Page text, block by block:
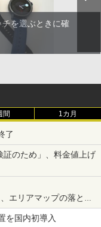
を選ぶときに確
間 1カ月
了
証のため」、料金値上げ
エリアマップの落とし
を国内初導入